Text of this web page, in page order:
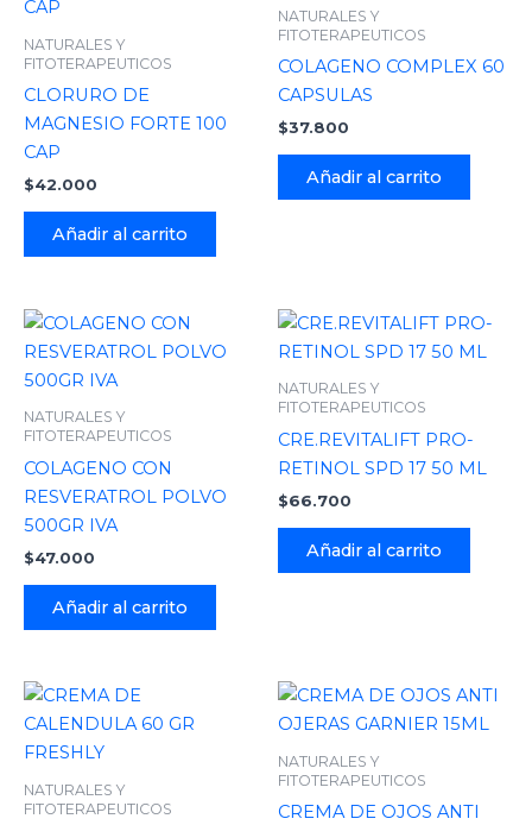
NATURALES Y
FITOTERAPEUTICOS
CLORURO DE
MAGNESIO FORTE 100
CAP
$42.000
Añadir al carrito
NATURALES Y
FITOTERAPEUTICOS
COLAGENO COMPLEX 60
CAPSULAS
$37.800
Añadir al carrito
NATURALES Y
FITOTERAPEUTICOS
COLAGENO CON
RESVERATROL POLVO
500GR IVA
$47.000
Añadir al carrito
NATURALES Y
FITOTERAPEUTICOS
CRE.REVITALIFT PRO-
RETINOL SPD 17 50 ML
$66.700
Añadir al carrito
NATURALES Y
FITOTERAPEUTICOS
NATURALES Y
FITOTERAPEUTICOS
CREMA DE OJOS ANTI